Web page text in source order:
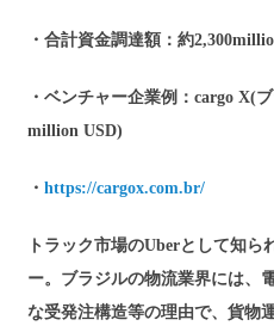
・合計資金調達額：約
・ベンチャー企業例：cargo X(
million USD)
・https://cargox.com.br/
トラック市場のUberとして知
ー。ブラジルの物流業界には、
な受発注構造等の理由で、貨物